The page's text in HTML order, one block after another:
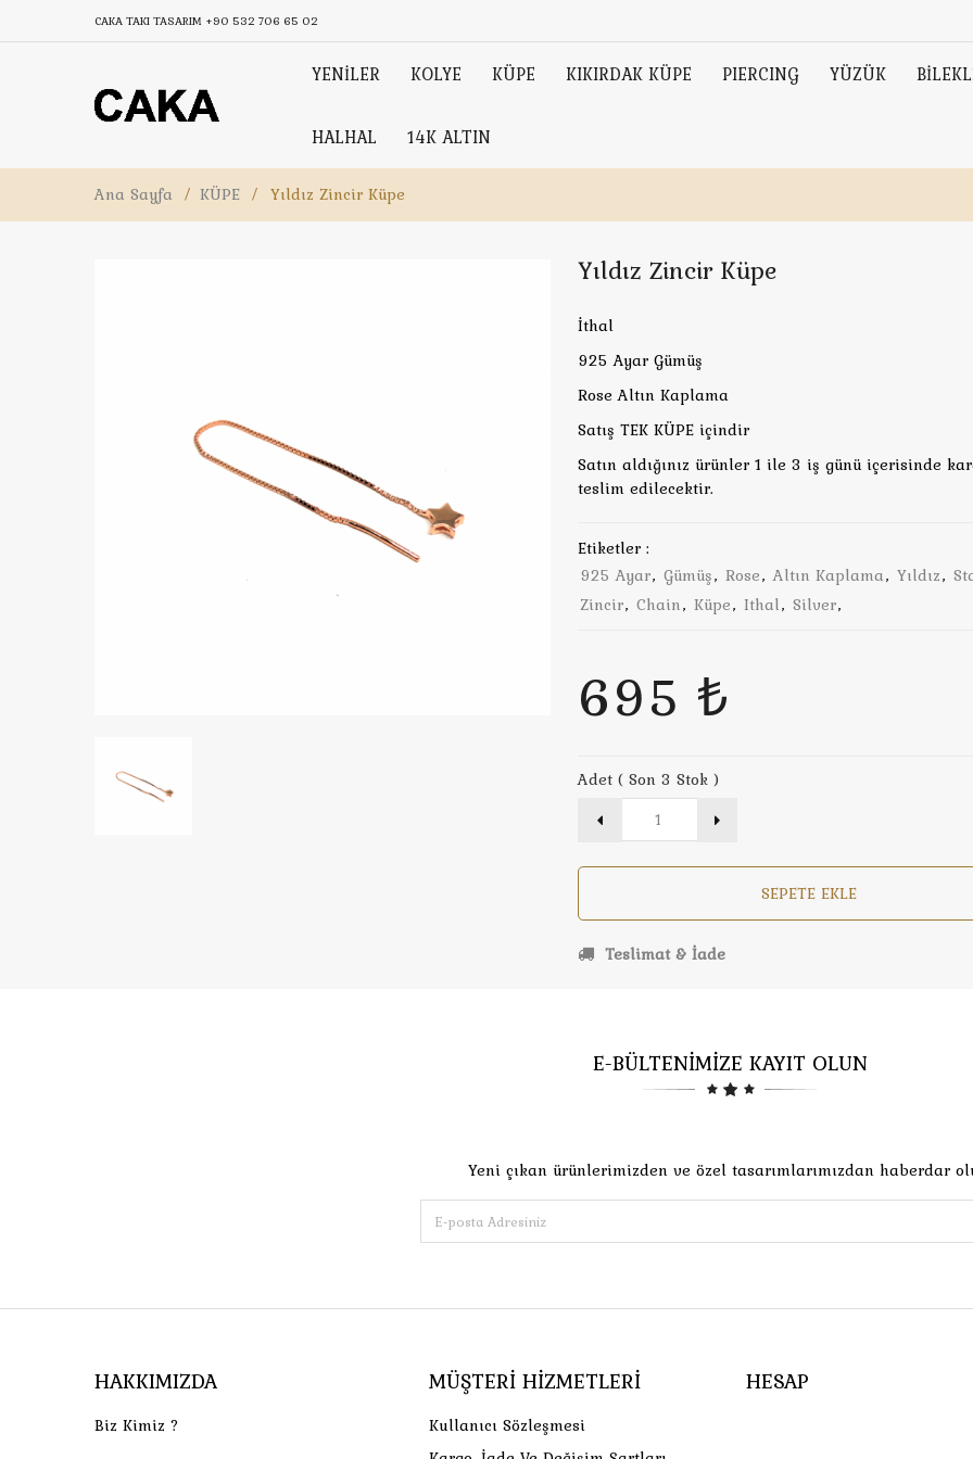
CAKA TAKI TASARIM +90 532 706 65 02
YENİLER KOLYE KÜPE KIKIRDAK KÜPE PIERCING YÜZÜK
HALHAL 14K ALTIN
Ana Sayfa / KÜPE / Yıldız Zincir Küpe
Yıldız Zincir Küpe
İthal
925 Ayar Gümüş
Rose Altın Kaplama
Satış TEK KÜPE içindir
Satın aldığınız ürünler 1 ile 3 iş günü içerisinde
teslim edilecektir.
Etiketler :
925 Ayar, Gümüş, Rose, Altın Kaplama, Yıldız,
Zincir, Chain, Küpe, Ithal, Silver,
695 ₺
Adet ( Son 3 Stok )
SEPETE EKLE
Teslimat & İade
E-BÜLTENİMİZE KAYIT OLUN
Yeni çıkan ürünlerimizden ve özel tasarımlarımızdan haberdar
HAKKIMIZDA
Biz Kimiz ?
MÜŞTERI HIZMETLERI
Kullanıcı Sözleşmesi
HESAP